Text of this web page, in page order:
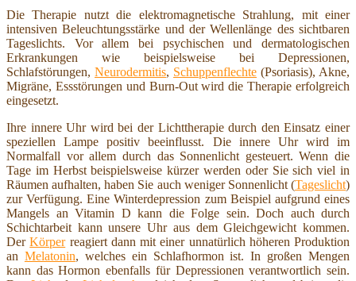
Die Therapie nutzt die elektromagnetische Strahlung, mit einer
intensiven Beleuchtungsstärke und der Wellenlänge des sichtbaren
Tageslichts. Vor allem bei psychischen und dermatologischen
Erkrankungen wie beispielsweise bei Depressionen,
Schlafstörungen, Neurodermitis, Schuppenflechte (Psoriasis), Akne,
Migräne, Essstörungen und Burn-Out wird die Therapie erfolgreich
eingesetzt.
Ihre innere Uhr wird bei der Lichttherapie durch den Einsatz einer
speziellen Lampe positiv beeinflusst. Die innere Uhr wird im
Normalfall vor allem durch das Sonnenlicht gesteuert. Wenn die
Tage im Herbst beispielsweise kürzer werden oder Sie sich viel in
Räumen aufhalten, haben Sie auch weniger Sonnenlicht (Tageslicht)
zur Verfügung. Eine Winterdepression zum Beispiel aufgrund eines
Mangels an Vitamin D kann die Folge sein. Doch auch durch
Schichtarbeit kann unsere Uhr aus dem Gleichgewicht kommen.
DerKörperreagiert dann mit einer unnatürlich höheren Produktion
an Melatonin, welches ein Schlafhormon ist. In großen Mengen
kann das Hormon ebenfalls für Depressionen verantwortlich sein.